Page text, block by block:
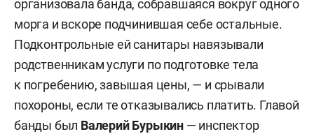
организовала банда, собравшаяся вокруг одного
морга и вскоре подчинившая себе остальные.
Подконтрольные ей санитары навязывали
родственникам услуги по подготовке тела
к погребению, завышая цены, — и срывали
похороны, если те отказывались платить. Главой
банды был Валерий Бурыкин — инспектор